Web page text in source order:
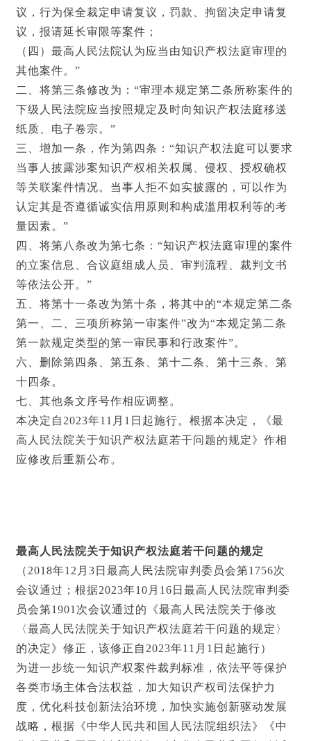
议，行为保全裁定申请复议，罚款、拘留决定申请复
议，报请延长审限等案件；
（四）最高人民法院认为应当由知识产权法庭审理的
其他案件。”
二、将第三条修改为：“审理本规定第二条所称案件的
下级人民法院应当按照规定及时向知识产权法庭移送
纸质、电子卷宗。”
三、增加一条，作为第四条：“知识产权法庭可以要求
当事人披露涉案知识产权相关权属、侵权、授权确权
等关联案件情况。当事人拒不如实披露的，可以作为
认定其是否遵循诚实信用原则和构成滥用权利等的考
量因素。”
四、将第八条改为第七条：“知识产权法庭审理的案件
的立案信息、合议庭组成人员、审判流程、裁判文书
等依法公开。”
五、将第十一条改为第十条，将其中的“本规定第二条
第一、二、三项所称第一审案件”改为“本规定第二条
第一款规定类型的第一审民事和行政案件”。
六、删除第四条、第五条、第十二条、第十三条、第
十四条。
七、其他条文序号作相应调整。
本决定自2023年11月1日起施行。根据本决定，《最
高人民法院关于知识产权法庭若干问题的规定》作相
应修改后重新公布。
最高人民法院关于知识产权法庭若干问题的规定
（2018年12月3日最高人民法院审判委员会第1756次
会议通过；根据2023年10月16日最高人民法院审判委
员会第1901次会议通过的《最高人民法院关于修改
〈最高人民法院关于知识产权法庭若干问题的规定〉
的决定》修正，该修正自2023年11月1日起施行）
为进一步统一知识产权案件裁判标准，依法平等保护
各类市场主体合法权益，加大知识产权司法保护力
度，优化科技创新法治环境，加快实施创新驱动发展
战略，根据《中华人民共和国人民法院组织法》《中